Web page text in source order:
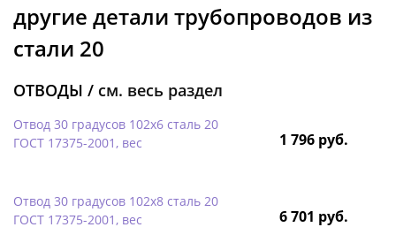
другие детали трубопроводов из
стали 20
ОТВОДЫ / см. весь раздел
Отвод 30 градусов 102х6 сталь 20
ГОСТ 17375-2001, вес
1 796 руб.
Отвод 30 градусов 102х8 сталь 20
ГОСТ 17375-2001, вес
6 701 руб.